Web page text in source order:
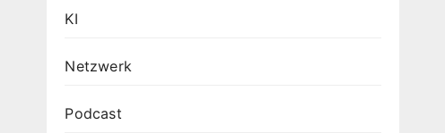
KI
Netzwerk
Podcast